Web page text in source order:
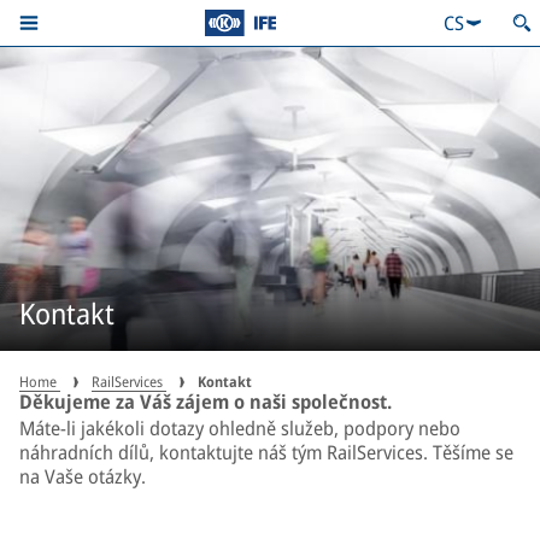
CS
Kontakt
Home RailServices Kontakt
Děkujeme za Váš zájem o naši společnost.
Máte-li jakékoli dotazy ohledně služeb, podpory nebo
náhradních dílů, kontaktujte náš tým RailServices. Těšíme se
na Vaše otázky.